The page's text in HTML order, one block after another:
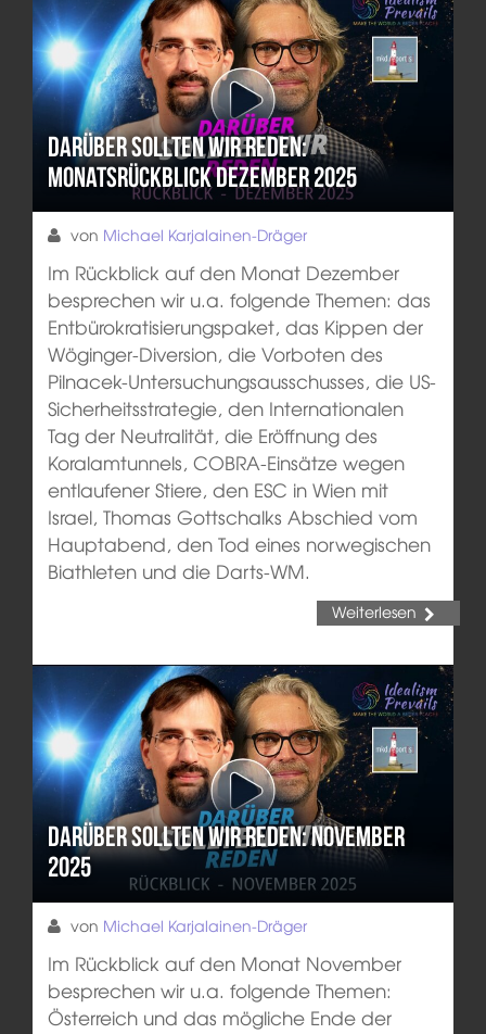
Darüber sollten wir reden:
Monatsrückblick Dezember 2025
von Michael Karjalainen-Dräger
Im Rückblick auf den Monat Dezember
besprechen wir u.a. folgende Themen: das
Entbürokratisierungspaket, das Kippen der
Wöginger-Diversion, die Vorboten des
Pilnacek-Untersuchungsausschusses, die US-
Sicherheitsstrategie, den Internationalen
Tag der Neutralität, die Eröffnung des
Koralamtunnels, COBRA-Einsätze wegen
entlaufener Stiere, den ESC in Wien mit
Israel, Thomas Gottschalks Abschied vom
Hauptabend, den Tod eines norwegischen
Biathleten und die Darts-WM.
Weiterlesen
Darüber sollten wir reden: November
2025
von Michael Karjalainen-Dräger
Im Rückblick auf den Monat November
besprechen wir u.a. folgende Themen:
Österreich und das mögliche Ende der